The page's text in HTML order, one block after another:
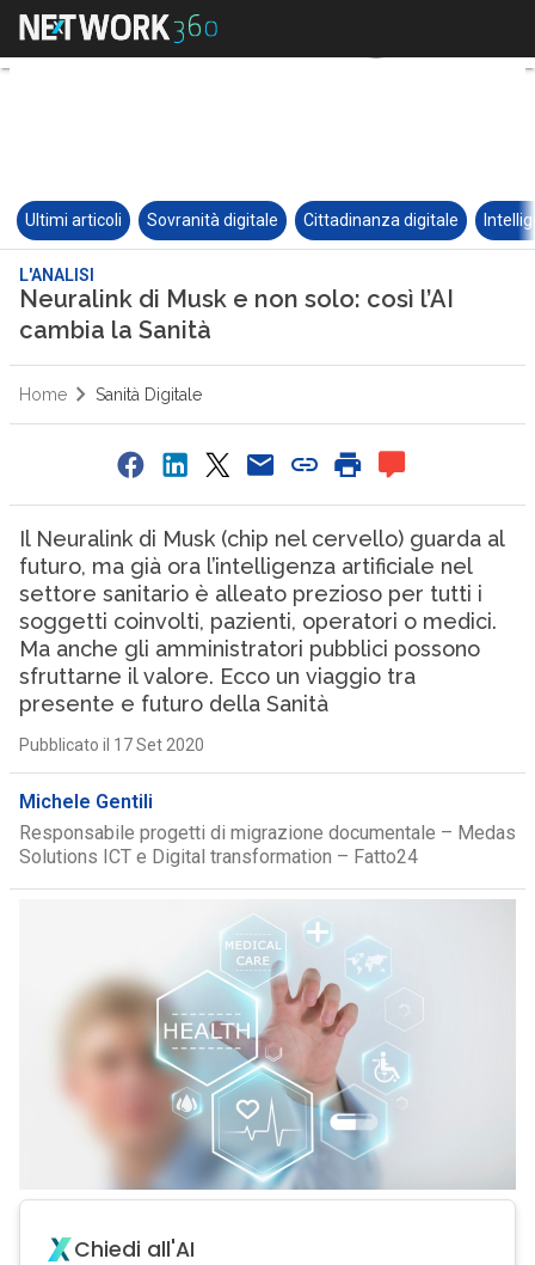
Ultimi articoli Sovranità digitale Cittadinanza digitale
L'ANALISI
Neuralink di Musk e non solo: così l’AI
cambia la Sanità
Home Sanità Digitale
Il Neuralink di Musk (chip nel cervello) guarda al
futuro, ma già ora l’intelligenza artificiale nel
settore sanitario è alleato prezioso per tutti i
soggetti coinvolti, pazienti, operatori o medici.
Ma anche gli amministratori pubblici possono
sfruttarne il valore. Ecco un viaggio tra
presente e futuro della Sanità
Pubblicato il 17 Set 2020
Michele Gentili
Responsabile progetti di migrazione documentale – Medas
Solutions ICT e Digital transformation – Fatto24
Chiedi all'AI